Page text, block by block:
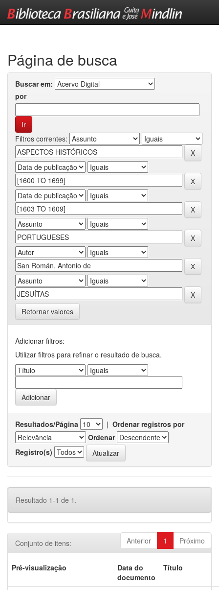
Página de busca
Buscar em:
por
Filtros correntes:
Retornar valores
Adicionar filtros:
Utilizar filtros para refinar o resultado de busca.
Resultados/Página | Ordenar registros por
Ordenar
Registro(s)
Resultado 1-1 de 1.
Anterior 1 Próximo
Conjunto de itens:
Pré-visualização
Data do
documento
Título